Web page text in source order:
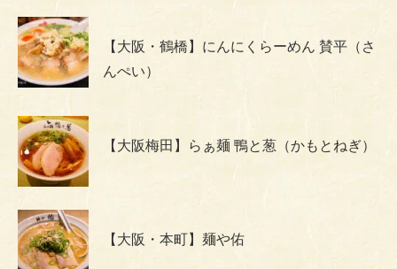
【大阪・鶴橋】にんにくらーめん 賛平（さ
んぺい）
【大阪梅田】らぁ麺 鴨と葱（かもとねぎ）
【大阪・本町】麺や佑